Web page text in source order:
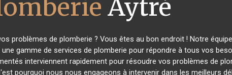
Aytré
problèmes de plomberie ? Vous êtes au bon endroit ! Notre
gamme de services de plomberie pour répondre à tous vos
interviennent rapidement pour résoudre vos problèmes de
pourquoi nous nous engageons à intervenir dans les meilleurs